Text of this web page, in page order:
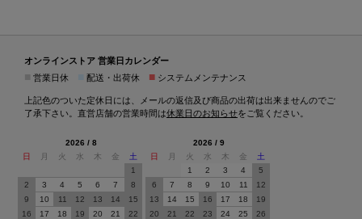
オンラインストア 営業日カレンダー
営業日休 配送・出荷休 ■ システムメンテナンス
上記色のついた定休日には、メールの返信及び商品の出荷は出来ませんのでご
了承下さい。直営店舗の営業時間は休業日のお知らせをご覧ください。
2026 / 8
日
月 火 水 木 金
土
1
2
3 4 5 6 7
8
9
10 11 12 13 14
15
16
17 18 19 20 21
22
2026 / 9
日
月 火 水 木 金
土
1
2 3 4
5
6
7 8 9 10 11
12
13
14 15 16 17 18
19
20
21 22 23 24 25
26